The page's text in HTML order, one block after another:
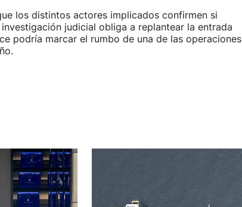
los distintos actores implicados confirmen si
judicial obliga a replantear la entrada
podría marcar el rumbo de una de las operaciones